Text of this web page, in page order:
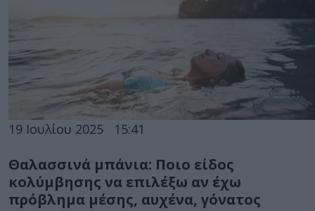
19 Ιουλίου 2025 15:41
Θαλασσινά μπάνια: Ποιο είδος
κολύμβησης να επιλέξω αν έχω
πρόβλημα μέσης, αυχένα, γόνατος